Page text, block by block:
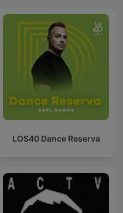
LOS40 Dance Reserva